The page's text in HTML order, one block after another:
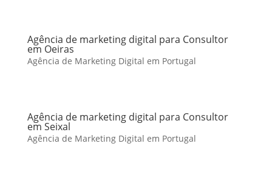
Agência de marketing digital para Consultor
em Oeiras
Agência de Marketing Digital em Portugal
Agência de marketing digital para Consultor
em Seixal
Agência de Marketing Digital em Portugal